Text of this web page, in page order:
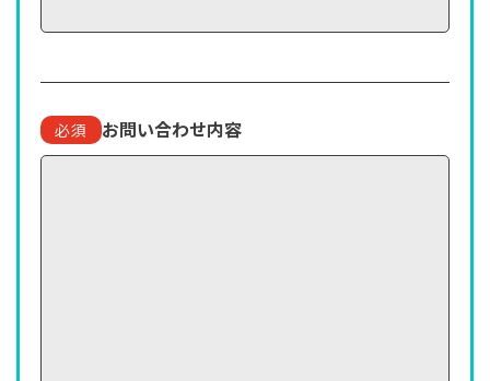
必須 お問い合わせ内容